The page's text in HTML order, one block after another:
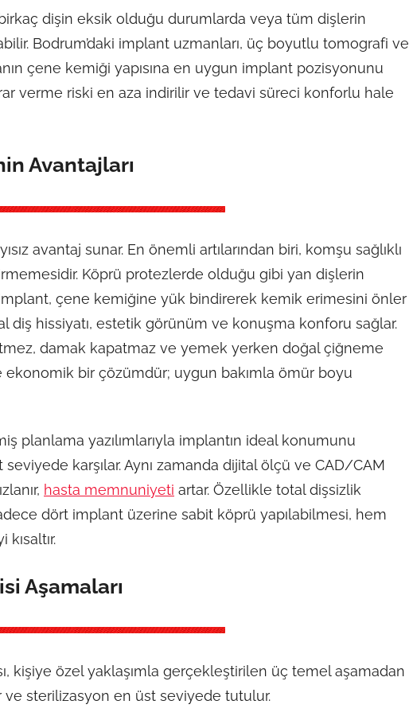
dişin eksik olduğu durumlarda veya tüm dişlerin
Bodrum’daki implant uzmanları, üç boyutlu tomografi ve
çene kemiği yapısına en uygun implant pozisyonunu
verme riski en aza indirilir ve tedavi süreci konforlu hale
Avantajları
avantaj sunar. En önemli artılarından biri, komşu sağlıklı
Köprü protezlerde olduğu gibi yan dişlerin
çene kemiğine yük bindirerek kemik erimesini önler
diş hissiyatı, estetik görünüm ve konuşma konforu sağlar.
damak kapatmaz ve yemek yerken doğal çiğneme
ekonomik bir çözümdür; uygun bakımla ömür boyu
planlama yazılımlarıyla implantın ideal konumunu
karşılar. Aynı zamanda dijital ölçü ve CAD/CAM
hasta memnuniyeti artar. Özellikle total dişsizlik
dört implant üzerine sabit köprü yapılabilmesi, hem
Aşamaları
kişiye özel yaklaşımla gerçekleştirilen üç temel aşamadan
sterilizasyon en üst seviyede tutulur.